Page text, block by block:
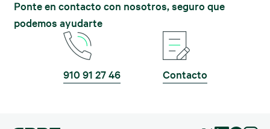
Ponte en contacto con nosotros, seguro que
podemos ayudarte
910 91 27 46 Contacto